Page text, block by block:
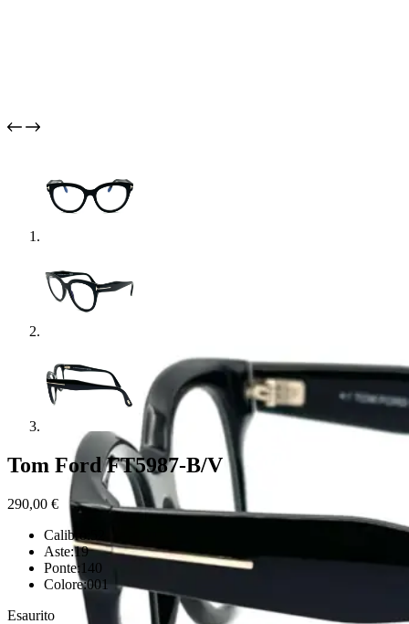
Tom Ford FT5987-B/V
290,00 €
Calibro:52
Aste:19
Ponte:140
Colore:001
Esaurito